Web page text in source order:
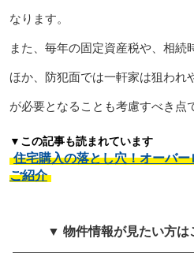
なります。
また、毎年の固定資産税や、相続
ほか、防犯面では一軒家は狙われ
が必要となることも考慮すべき点
▼この記事も読まれています
住宅購入の落とし穴！オーバ
ご紹介
▼ 物件情報が見たい方